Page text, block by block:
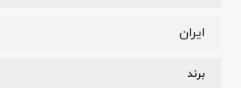
ایران
برند